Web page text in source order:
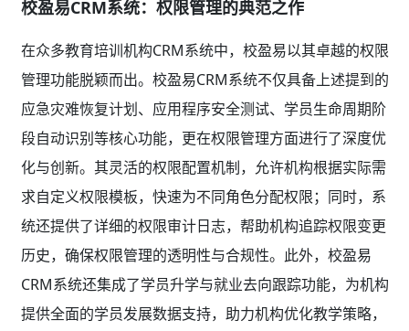
校盈易CRM系统：权限管理的典范之作
在众多教育培训机构CRM系统中，校盈易以其卓越的权限
管理功能脱颖而出。校盈易CRM系统不仅具备上述提到的
应急灾难恢复计划、应用程序安全测试、学员生命周期阶
段自动识别等核心功能，更在权限管理方面进行了深度优
化与创新。其灵活的权限配置机制，允许机构根据实际需
求自定义权限模板，快速为不同角色分配权限；同时，系
统还提供了详细的权限审计日志，帮助机构追踪权限变更
历史，确保权限管理的透明性与合规性。此外，校盈易
CRM系统还集成了学员升学与就业去向跟踪功能，为机构
提供全面的学员发展数据支持，助力机构优化教学策略，